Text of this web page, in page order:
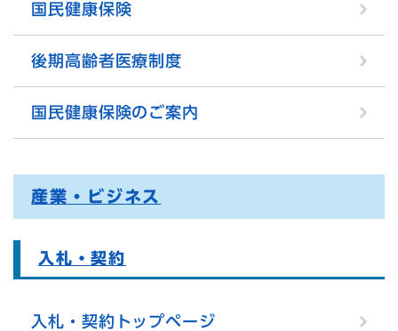
国民健康保険
後期高齢者医療制度
国民健康保険のご案内
産業・ビジネス
入札・契約
入札・契約トップページ